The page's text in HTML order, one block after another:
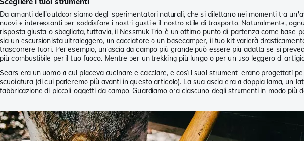
Da amanti dell'outdoor siamo degli sperimentatori naturali, che si dilettano nei momenti tra
nuovi e interessanti per soddisfare i nostri gusti e il nostro stile di trasporto. Naturalmente,
risposta giusta o sbagliata, tuttavia, il Nessmuk Trio è un ottimo punto di partenza come base
sia un escursionista ultraleggero, un cacciatore o un basecamper, il tuo kit varierà
trascorrere fuori. Per esempio, un'ascia da campo più grande può essere più adatta se si
più combustibile per il tuo fuoco. Mentre per un trekking più lungo o per un uso leggero di
Sears era un uomo a cui piaceva cucinare e cacciare, e così i suoi strumenti erano progettati
scuoiatura (di cui parleremo più avanti in questo articolo). La sua ascia era a doppia lama, un
fabbricazione di piccoli oggetti da campo. Guardiamo ora ciascuno degli strumenti in modo più